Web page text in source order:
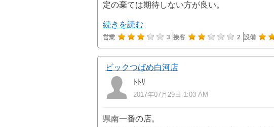
定の棄ては期待しない方が良い。
続きを読む
営業 3 接客 2 設備
ビックつばめ白河店
ﾄﾄﾘ
2017年07月29日 1:03 AM
県南一番の店。